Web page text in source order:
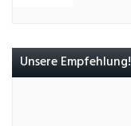
Unsere Empfehlung!